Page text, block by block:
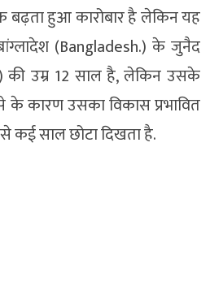
बढ़ता हुआ कारोबार है लेकिन यह
(Bangladesh.) के जुनैद
की उम्र 12 साल है, लेकिन उसके
कारण उसका विकास प्रभावित
कई साल छोटा दिखता है.